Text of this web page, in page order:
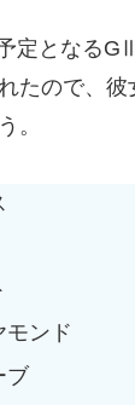
定となる
たので、
。
モンド
ブ